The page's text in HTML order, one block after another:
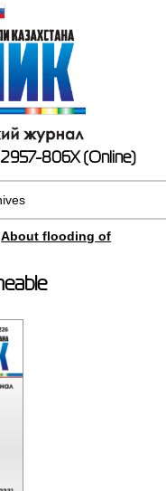
806X (Online)
About flooding of